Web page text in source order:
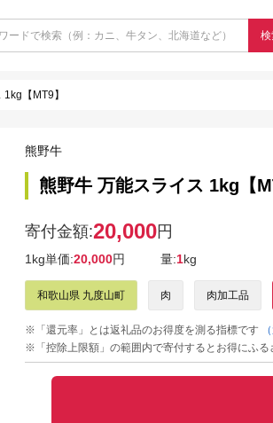
【MT9】
熊野牛
熊野牛 万能スライス 1kg【
寄付金額:20,000円
1kg単価:20,000円 量:1kg
和歌山県 九度山町 肉 肉加工品
※「還元率」とは返礼品のお得度を測る指標です
※「控除上限額」の範囲内で寄付するとお得にふる